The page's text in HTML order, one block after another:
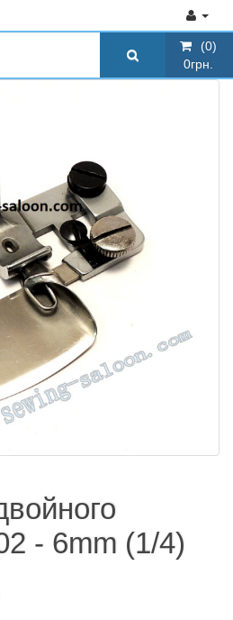
(0)
0грн.
- 6mm (1/4)